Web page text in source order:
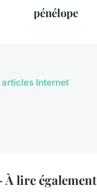
pénélope
Internet
lire également